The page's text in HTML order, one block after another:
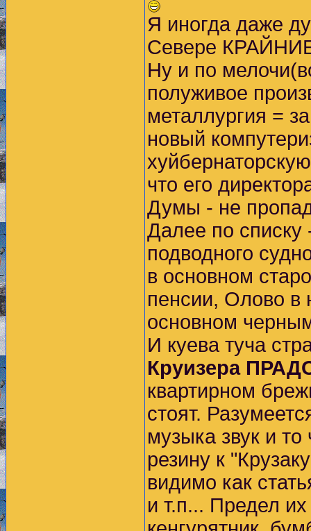
Я иногда даже
Севере
Ну и по
полуживое
металлургия =
новый
что его
Думы - не
Далее по списку
подводного
в основном
пенсии, Олово в
основном
И куева туча
Круизера
квартирном
стоят.
музыка звук и
резину к
видимо как
и т.п... Предел